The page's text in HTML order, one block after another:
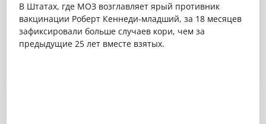
В Штатах, где МОЗ возглавляет ярый противник
вакцинации Роберт Кеннеди-младший, за 18 месяцев
зафиксировали больше случаев кори, чем за
предыдущие 25 лет вместе взятых.